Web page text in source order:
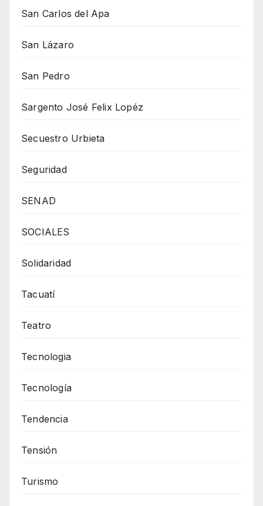
San Carlos del Apa
San Lázaro
San Pedro
Sargento José Felix Lopéz
Secuestro Urbieta
Seguridad
SENAD
SOCIALES
Solidaridad
Tacuatí
Teatro
Tecnologia
Tecnología
Tendencia
Tensión
Turismo